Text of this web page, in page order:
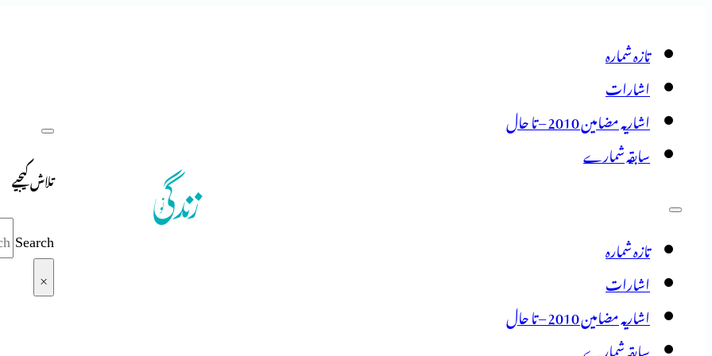
تازہ شمارہ
اشارات
اشاریہ مضامین 2010 – تا حال
سابقہ شمارے
تازہ شمارہ
اشارات
اشاریہ مضامین 2010 – تا حال
سابقہ شمارے
تلاش کیجیے
Search
×